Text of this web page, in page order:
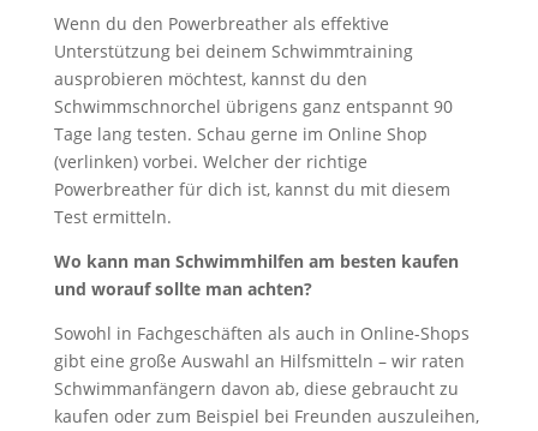
Wenn du den Powerbreather als effektive
Unterstützung bei deinem Schwimmtraining
ausprobieren möchtest, kannst du den
Schwimmschnorchel übrigens ganz entspannt 90
Tage lang testen. Schau gerne im Online Shop
(verlinken) vorbei. Welcher der richtige
Powerbreather für dich ist, kannst du mit diesem
Test ermitteln.
Wo kann man Schwimmhilfen am besten kaufen
und worauf sollte man achten?
Sowohl in Fachgeschäften als auch in Online-Shops
gibt eine große Auswahl an Hilfsmitteln – wir raten
Schwimmanfängern davon ab, diese gebraucht zu
kaufen oder zum Beispiel bei Freunden auszuleihen,